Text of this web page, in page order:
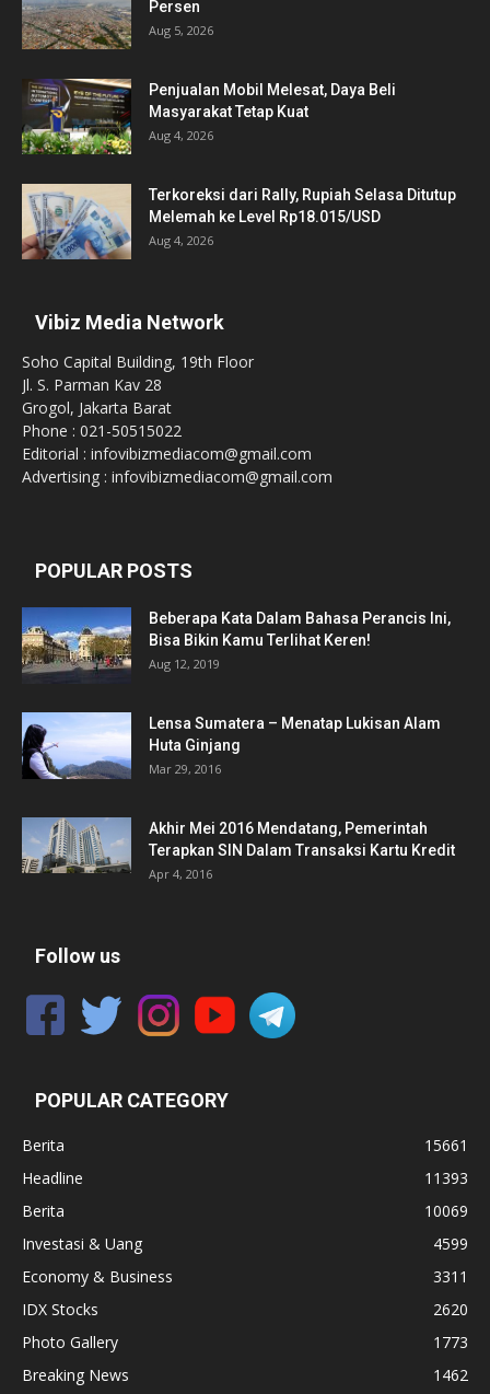
Persen
Aug 5, 2026
Penjualan Mobil Melesat, Daya Beli
Masyarakat Tetap Kuat
Aug 4, 2026
Terkoreksi dari Rally, Rupiah Selasa Ditutup
Melemah ke Level Rp18.015/USD
Aug 4, 2026
Vibiz Media Network
Soho Capital Building, 19th Floor
Jl. S. Parman Kav 28
Grogol, Jakarta Barat
Phone : 021-50515022
Editorial : infovibizmediacom@gmail.com
Advertising : infovibizmediacom@gmail.com
POPULAR POSTS
Beberapa Kata Dalam Bahasa Perancis Ini,
Bisa Bikin Kamu Terlihat Keren!
Aug 12, 2019
Lensa Sumatera – Menatap Lukisan Alam
Huta Ginjang
Mar 29, 2016
Akhir Mei 2016 Mendatang, Pemerintah
Terapkan SIN Dalam Transaksi Kartu Kredit
Apr 4, 2016
Follow us
POPULAR CATEGORY
Berita
15661
Headline
11393
Berita
10069
Investasi & Uang
4599
Economy & Business
3311
IDX Stocks
2620
Photo Gallery
1773
Breaking News
1462